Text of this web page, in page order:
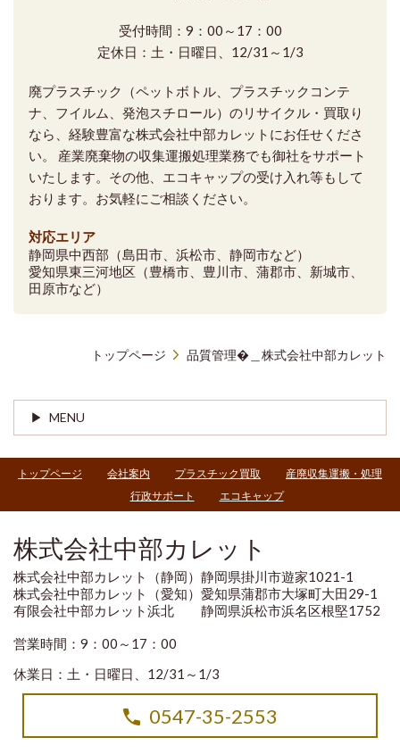
受付時間：9：00～17：00
定休日：土・日曜日、12/31～1/3
廃プラスチック（ペットボトル、プラスチックコンテ
ナ、フイルム、発泡スチロール）のリサイクル・買取り
なら、経験豊富な株式会社中部カレットにお任せくださ
い。 産業廃棄物の収集運搬処理業務でも御社をサポート
いたします。その他、エコキャップの受け入れ等もして
おります。お気軽にご相談ください。
対応エリア
静岡県中西部（島田市、浜松市、静岡市など）
愛知県東三河地区（豊橋市、豊川市、蒲郡市、新城市、
田原市など）
トップページ 品質管理�＿株式会社中部カレット
MENU
トップページ 会社案内 プラスチック買取
産廃収集運搬・処理
行政サポート
エコキャップ
株式会社中部カレット
株式会社中部カレット（静岡）静岡県掛川市遊家1021-1
株式会社中部カレット（愛知）愛知県蒲郡市大塚町大田29-1
有限会社中部カレット浜北 静岡県浜松市浜名区根堅1752
営業時間：9：00～17：00
休業日：土・日曜日、12/31～1/3
0547-35-2553